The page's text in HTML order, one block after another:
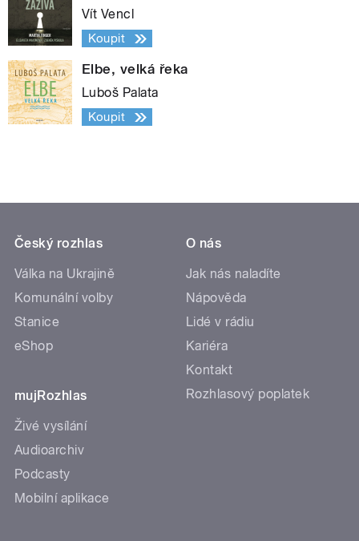
Vít Vencl
Koupit
Elbe, velká řeka
Luboš Palata
Koupit
Český rozhlas
Válka na Ukrajině
Komunální volby
Stanice
eShop
mujRozhlas
Živé vysílání
Audioarchiv
Podcasty
Mobilní aplikace
O nás
Jak nás naladíte
Nápověda
Lidé v rádiu
Kariéra
Kontakt
Rozhlasový poplatek